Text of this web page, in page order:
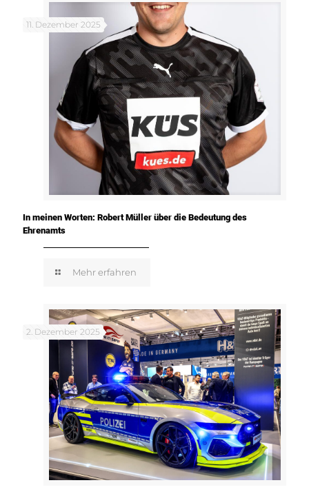
11. Dezember 2025
In meinen Worten: Robert Müller über die Bedeutung des
Ehrenamts
Mehr erfahren
2. Dezember 2025